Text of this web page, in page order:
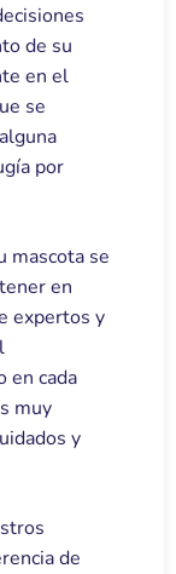
de su
en el
se
por
mascota se
en
expertos y
en cada
muy
y
de